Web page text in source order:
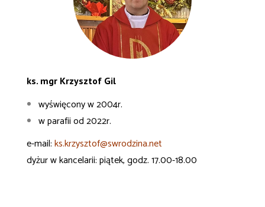
ks. mgr Krzysztof Gil
wyświęcony w 2004r.
w parafii od 2022r.
e-mail:ks.krzysztof@swrodzina.net
dyżur w kancelarii: piątek, godz. 17.00-18.00